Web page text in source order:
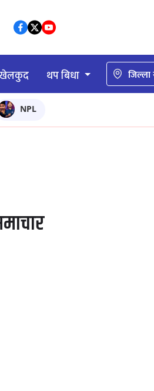
थप बिधा जिल्ला
NPL